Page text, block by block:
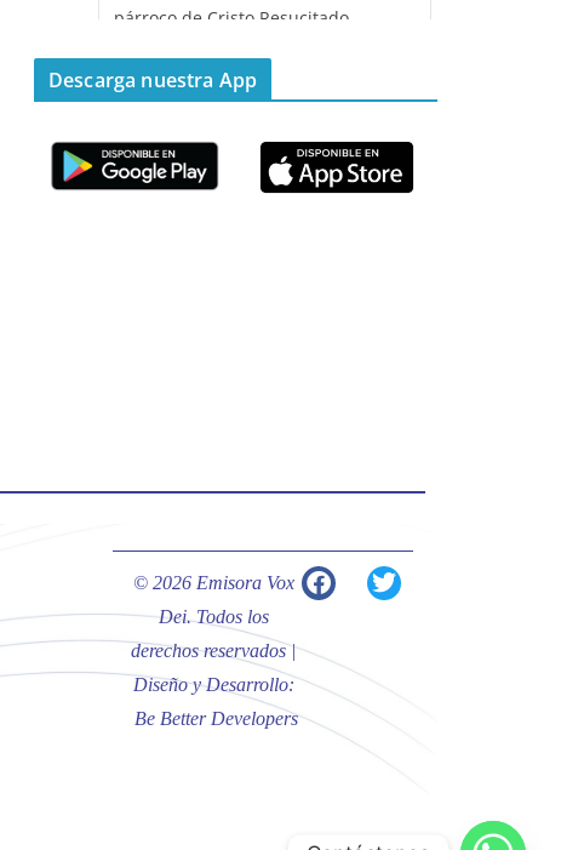
párroco de Cristo Resucitado.
Emisora Vox Dei @emisoravoxdei ·
11 May 2025
La reflexión con el presbítero
Twitter
Emisora Vox Dei @emisoravoxdei
10 May 2025
“Tú tienes palabras de vida eterna”
Descarga nuestra App
© 2026 Emisora Vox
Dei. Todos los
derechos reservados |
Diseño y Desarrollo:
Be Better Developers